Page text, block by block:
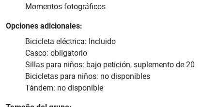
Momentos fotográficos
Opciones adicionales:
Bicicleta eléctrica: Incluido
Casco: obligatorio
Sillas para niños: bajo petición, suplemento de 20
Bicicletas para niños: no disponibles
Tándem: no disponible